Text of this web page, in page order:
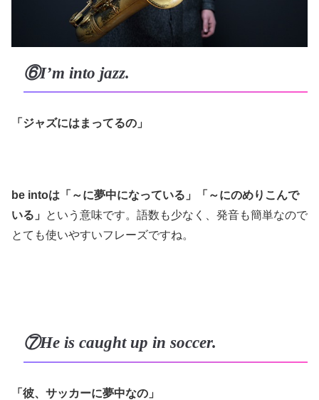
⑥I’m into jazz.
「ジャズにはまってるの」
be intoは「～に夢中になっている」「～にのめりこんで
いる」
という意味です。語数も少なく、発音も簡単なので
とても使いやすいフレーズですね。
⑦He is caught up in soccer.
「彼、サッカーに夢中なの」